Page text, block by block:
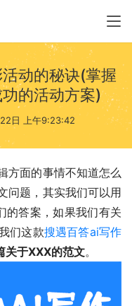
动的秘诀(掌握
的活动方案)
日 上午9:23:42
方面的事情不知道怎么
问题，其实我们可以用
的答案，如果我们有关
们这款搜遇百答ai写作
关于XXX的范文。